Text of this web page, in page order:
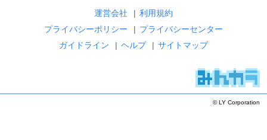
運営会社 | 利用規約
プライバシーポリシー
| プライバシーセンター
ガイドライン
| ヘルプ | サイトマップ
© LY Corporation